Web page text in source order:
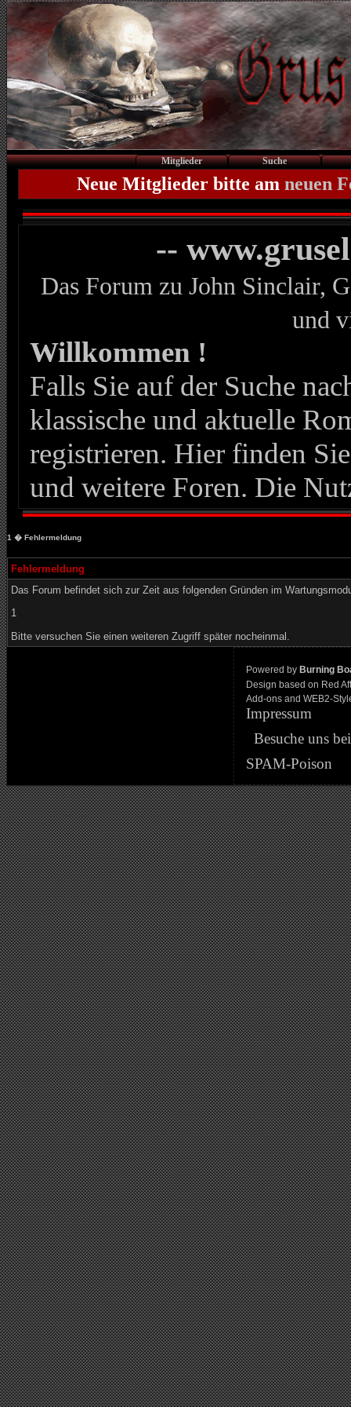
Mitglieder Suche
Neue Mitglieder bitte am neuen
--
Das Forum zu John Sinclair,
und
Willkommen !
Falls Sie auf der Suche
klassische und aktuelle
registrieren. Hier finden
und weitere Foren. Die
1 � Fehlermeldung
Fehlermeldung
Das Forum befindet sich zur Zeit aus folgenden Gründen im
1
Bitte versuchen Sie einen weiteren Zugriff später nocheinmal.
Powered by Burning
Design based on Red
Add-ons and WEB2-
Impressum
Besuche uns
SPAM-Poison